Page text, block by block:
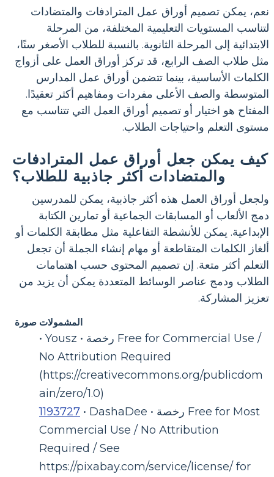
نعم، يمكن تصميم أوراق عمل المترادفات والمتضادات
لتناسب المستويات التعليمية المختلفة، من المرحلة
الابتدائية إلى المرحلة الثانوية. بالنسبة للطلاب الأصغر سنًا،
مثل طلاب الصف الرابع، قد تركز أوراق العمل على أزواج
الكلمات الأساسية، بينما تتضمن أوراق عمل المدارس
المتوسطة والصف الأعلى مفردات ومفاهيم أكثر تعقيدًا.
المفتاح هو اختيار أو تصميم أوراق العمل التي تتناسب مع
مستوى التعلم واحتياجات الطلاب.
كيف يمكن جعل أوراق عمل المترادفات
والمتضادات أكثر جاذبية للطلاب؟
ولجعل أوراق العمل هذه أكثر جاذبية، يمكن للمدرسين
دمج الألعاب أو المسابقات الجماعية أو تمارين الكتابة
الإبداعية. يمكن للأنشطة التفاعلية مثل مطابقة الكلمات أو
ألغاز الكلمات المتقاطعة أو مهام إنشاء الجملة أن تجعل
التعلم أكثر متعة. إن تصميم المحتوى حسب اهتمامات
الطلاب ودمج عناصر الوسائط المتعددة يمكن أن يزيد من
تعزيز المشاركة.
المشمولات صورة
• Yousz • رخصة Free for Commercial Use /
No Attribution Required
(https://creativecommons.org/publicdom
ain/zero/1.0)
1193727 • DashaDee • رخصة Free for Most
Commercial Use / No Attribution
Required / See
https://pixabay.com/service/license/ for